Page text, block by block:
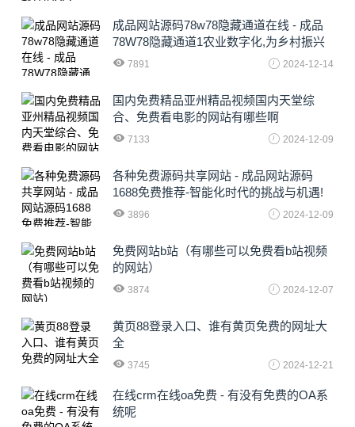
成品网站源码78w78隐藏通道在线 - 成品
78W78隐藏通道1农业数字化,为乡村振兴
注入新动力
7891 2024-12-14
国内免费精品亚州精品视频国内天堂综
合、免费看电影的网站有哪些啊
7133 2024-12-09
各种免费源码共享网站 - 成品网站源码
1688免费推荐-智能化时代的挑战与机遇!
3896 2024-12-09
免费网站b站（有哪些可以免费看b站视频
的网站）
3874 2024-12-07
黄页88登录入口、谁有黄页免费的网址大
全
3745 2024-12-21
在线crm在线oa免费 - 有没有免费的OA系
统呢